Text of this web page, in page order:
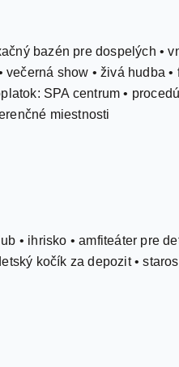
bazén pre dospelých •
večerná show • živá hudba
SPA centrum •
miestnosti
• ihrisko • amfiteáter pre
kočík za depozit •